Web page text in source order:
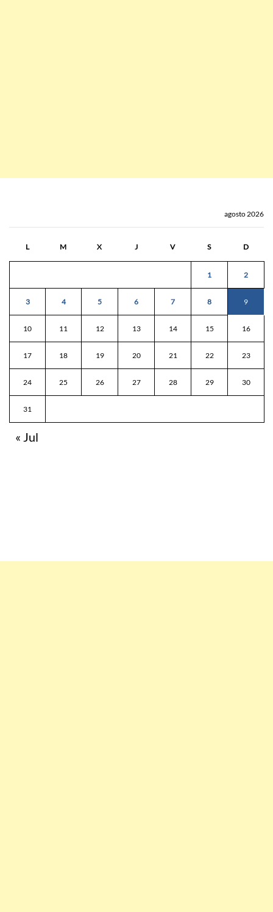
agosto 2026
L M X J V S D
1 2
3 4 5 6 7 8 9
10 11 12 13 14 15 16
17 18 19 20 21 22 23
24 25 26 27 28 29 30
31
« Jul